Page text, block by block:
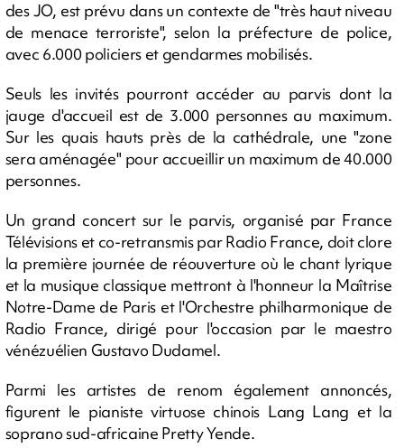
des JO, est prévu dans un contexte de "très haut niveau
de menace terroriste", selon la préfecture de police,
avec 6.000 policiers et gendarmes mobilisés.
Seuls les invités pourront accéder au parvis dont la
jauge d'accueil est de 3.000 personnes au maximum.
Sur les quais hauts près de la cathédrale, une "zone
sera aménagée" pour accueillir un maximum de 40.000
personnes.
Un grand concert sur le parvis, organisé par France
Télévisions et co-retransmis par Radio France, doit clore
la première journée de réouverture où le chant lyrique
et la musique classique mettront à l'honneur la Maîtrise
Notre-Dame de Paris et l'Orchestre philharmonique de
Radio France, dirigé pour l'occasion par le maestro
vénézuélien Gustavo Dudamel.
Parmi les artistes de renom également annoncés,
figurent le pianiste virtuose chinois Lang Lang et la
soprano sud-africaine Pretty Yende.